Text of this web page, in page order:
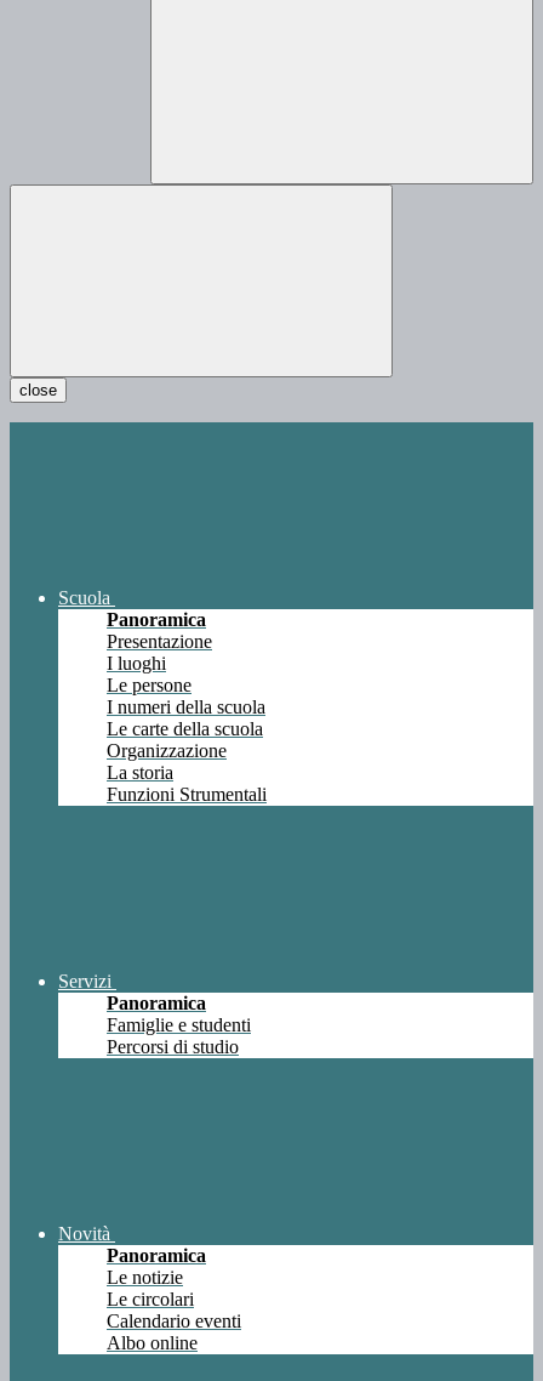
close
Scuola
Panoramica
Presentazione
I luoghi
Le persone
I numeri della scuola
Le carte della scuola
Organizzazione
La storia
Funzioni Strumentali
Servizi
Panoramica
Famiglie e studenti
Percorsi di studio
Novità
Panoramica
Le notizie
Le circolari
Calendario eventi
Albo online